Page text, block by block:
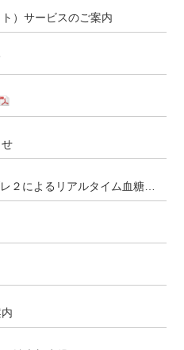
）サービスのご案内